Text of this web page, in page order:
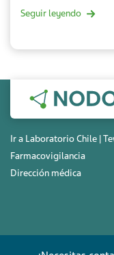
Seguir leyendo
Ir a Laboratorio Chile |
Farmacovigilancia
Dirección médica